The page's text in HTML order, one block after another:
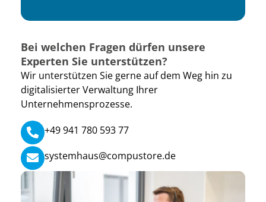
Bei welchen Fragen dürfen unsere
Experten Sie unterstützen?
Wir unterstützen Sie gerne auf dem Weg hin zu
digitalisierter Verwaltung Ihrer
Unternehmensprozesse.
+49 941 780 593 77
systemhaus@compustore.de